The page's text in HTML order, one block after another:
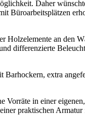
Daher
Büroarbeitsplätzen
an den
differenzierte
Barhockern, extra
Vorräte in einer
praktischen Armatur